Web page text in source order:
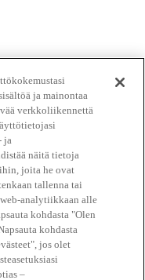
ja mainontaa
verkkoliikennettä
ja
näitä tietoja
joita he ovat
tallenna tai
analytiikkaan alle
kohdasta "Olen
kohdasta
jos olet
–